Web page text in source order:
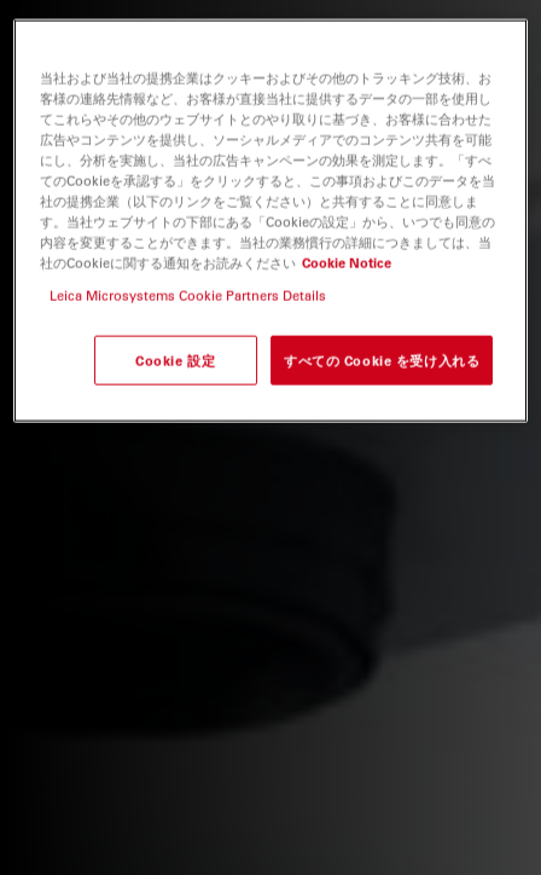
当社および当社の提携企業はクッキーおよびその他のトラッキング技術、お
客様の連絡先情報など、お客様が直接当社に提供するデータの一部を使用し
てこれらやその他のウェブサイトとのやり取りに基づき、お客様に合わせた
広告やコンテンツを提供し、ソーシャルメディアでのコンテンツ共有を可能
にし、分析を実施し、当社の広告キャンペーンの効果を測定します。「すべ
てのCookieを承認する」をクリックすると、この事項およびこのデータを当
社の提携企業（以下のリンクをご覧ください）と共有することに同意しま
す。当社ウェブサイトの下部にある「Cookieの設定」から、いつでも同意の
内容を変更することができます。当社の業務慣行の詳細につきましては、当
社のCookieに関する通知をお読みください Cookie Notice
Leica Microsystems Cookie Partners Details
Cookie 設定 すべての Cookie を受け入れる